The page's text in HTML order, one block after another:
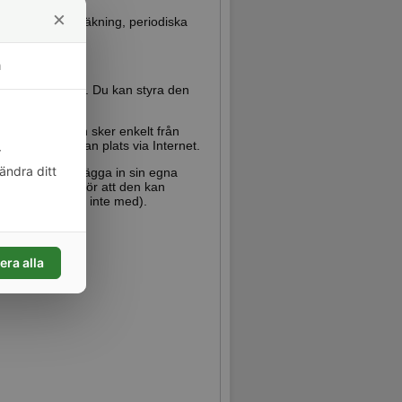
nedräkning, periodiska
strömbrytare. Du kan styra den
sker enkelt från
eller från annan plats via Internet.
att man kan lägga in sin egna
som gör att den kan
kabel (följer inte med).
×
ditt
alla